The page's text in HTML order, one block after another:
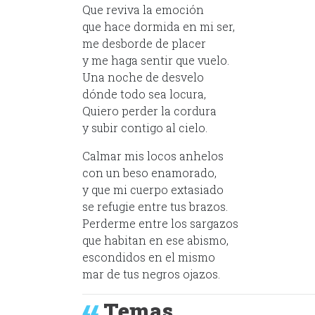
Que reviva la emoción
que hace dormida en mi ser,
me desborde de placer
y me haga sentir que vuelo.
Una noche de desvelo
dónde todo sea locura,
Quiero perder la cordura
y subir contigo al cielo.
Calmar mis locos anhelos
con un beso enamorado,
y que mi cuerpo extasiado
se refugie entre tus brazos.
Perderme entre los sargazos
que habitan en ese abismo,
escondidos en el mismo
mar de tus negros ojazos.